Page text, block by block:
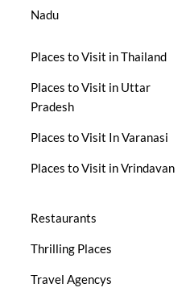
Nadu
Places to Visit in Thailand
Places to Visit in Uttar
Pradesh
Places to Visit In Varanasi
Places to Visit in Vrindavan
Restaurants
Thrilling Places
Travel Agencys